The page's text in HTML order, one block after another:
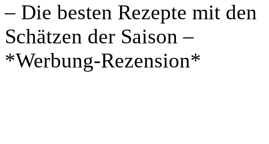
– Die besten Rezepte mit den
Schätzen der Saison –
*Werbung-Rezension*